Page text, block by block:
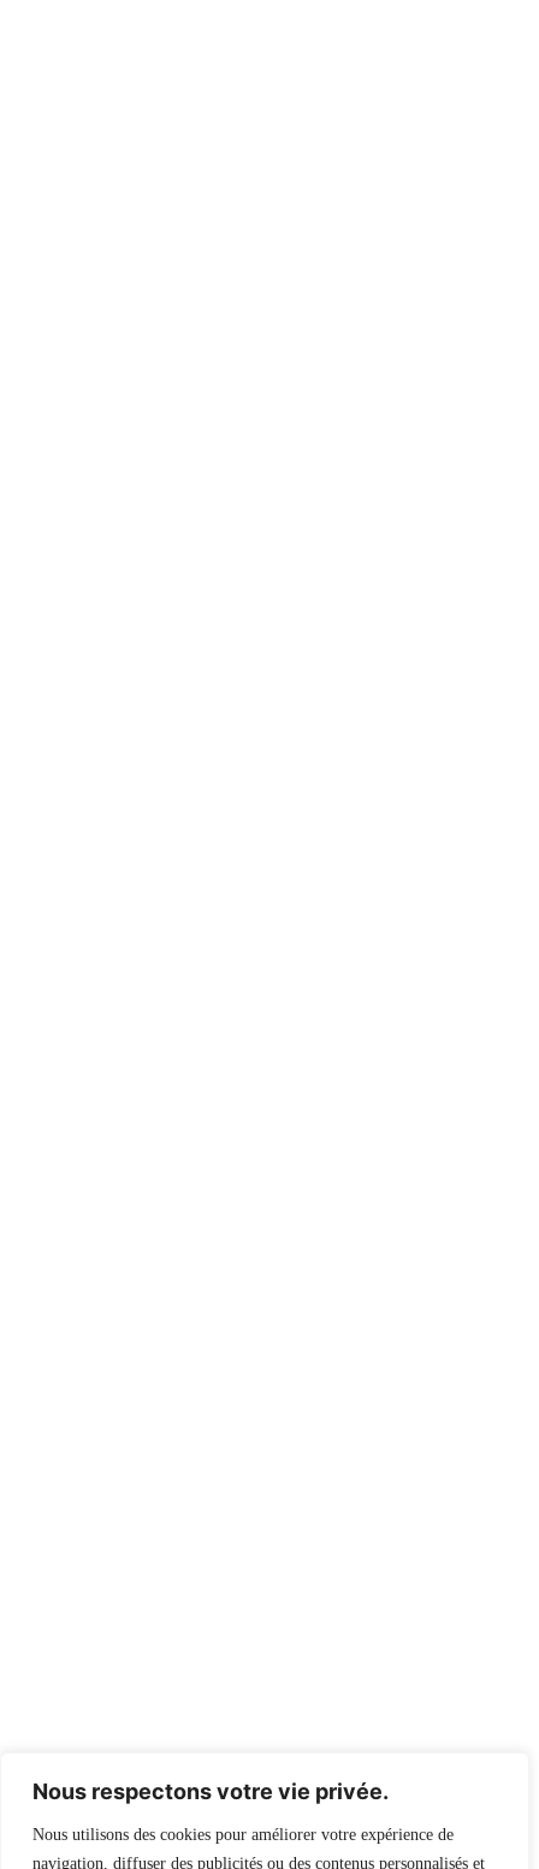
Nous respectons votre vie privée.
Nous utilisons des cookies pour améliorer votre expérience de
navigation, diffuser des publicités ou des contenus personnalisés et